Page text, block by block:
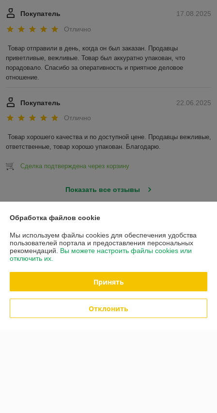
17.08.2025
Покупатель
Отлично
Товар отправили в день, когда он был заказан. Продавцы
приветливые, вежливые. Товар был аккуратно упакован, что
порадовало. Спасибо за оперативность и приятное деловое
отношение.
22.06.2025
Покупатель
Отлично
Товар хорошего качества и по доступной цене. Продавцы вежливые,
ответственные, товар хорошо упакован. Благодарю.
Сделка подтверждена через корзину
Показать все отзывы
О нас
Контакты
Полная версия сайта
Политика обработки cookies
Обработка файлов cookie
Мы используем файлы cookies для обеспечения удобства
пользователей портала и предоставления персональных
рекомендаций. Вы можете настроить файлы cookies или
отключить их.
Принять
Отклонить